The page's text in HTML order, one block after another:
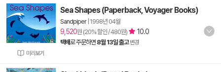
미리보기
Sea Shapes (Paperback, Voyager Books)
Sandpiper| 1998년 04월
9,520원 (20% 할인 / 480원) 10.0
택배로 주문하면 8월 13일 출고 변경